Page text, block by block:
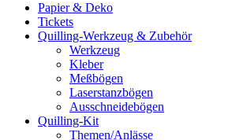
Papier & Deko
Tickets
Quilling-Werkzeug & Zubehör
Werkzeug
Kleber
Meßbögen
Laserstanzbögen
Ausschneidebögen
Quilling-Kit
Themen/Anlässe